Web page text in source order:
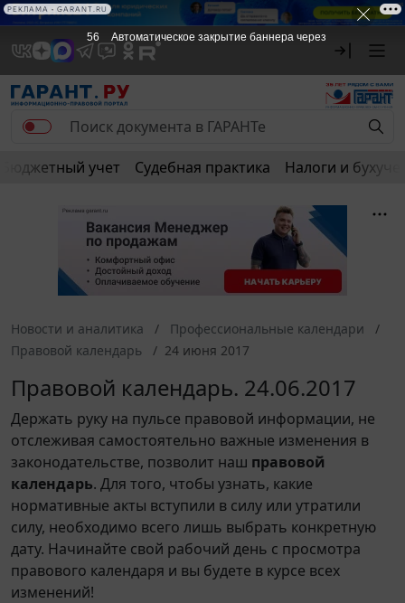
Бюджетный учет Судебная практика Налоги и
Новости и аналитика
Профессиональные календари
Правовой календарь
24 июня 2017
Правовой календарь. 24.06.2017
Держать руку на пульсе правовой информации, не
отслеживая самостоятельно важные изменения в
законодательстве, позволит наш правовой
календарь. Для того, чтобы узнать, какие
нормативные акты вступили в силу или утратили
силу, необходимо всего лишь выбрать конкретную
дату. Начинайте свой рабочий день с просмотра
правового календаря и вы будете в курсе всех
изменений!
55 Автоматическое закрытие баннера через
РЕКЛАМА • GARANT.RU